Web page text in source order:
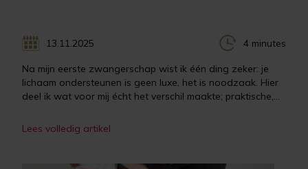
13.11.2025 4 minutes
Na mijn eerste zwangerschap wist ik één ding zeker: je
lichaam ondersteunen is geen luxe, het is noodzaak. Hier
deel ik wat voor mij écht het verschil maakte; praktische,...
Lees volledig artikel